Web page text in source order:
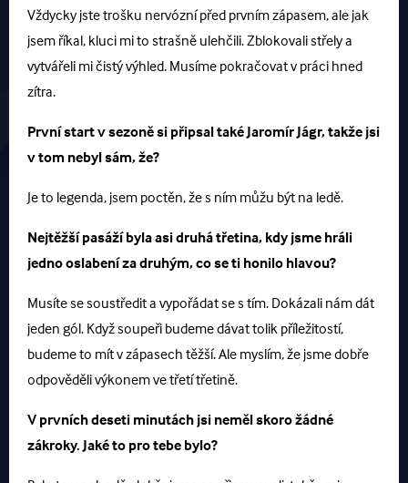
Vždycky jste trošku nervózní před prvním zápasem, ale jak
jsem říkal, kluci mi to strašně ulehčili. Zblokovali střely a
vytvářeli mi čistý výhled. Musíme pokračovat v práci hned
zítra.
První start v sezoně si připsal také Jaromír Jágr, takže jsi
v tom nebyl sám, že?
Je to legenda, jsem poctěn, že s ním můžu být na ledě.
Nejtěžší pasáží byla asi druhá třetina, kdy jsme hráli
jedno oslabení za druhým, co se ti honilo hlavou?
Musíte se soustředit a vypořádat se s tím. Dokázali nám dát
jeden gól. Když soupeři budeme dávat tolik příležitostí,
budeme to mít v zápasech těžší. Ale myslím, že jsme dobře
odpověděli výkonem ve třetí třetině.
V prvních deseti minutách jsi neměl skoro žádné
zákroky. Jaké to pro tebe bylo?